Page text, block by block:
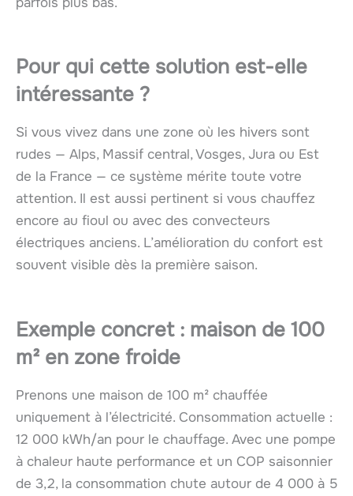
Pour qui cette solution est-elle
intéressante ?
Si vous vivez dans une zone où les hivers sont
rudes — Alps, Massif central, Vosges, Jura ou Est
de la France — ce système mérite toute votre
attention. Il est aussi pertinent si vous chauffez
encore au fioul ou avec des convecteurs
électriques anciens. L’amélioration du confort est
souvent visible dès la première saison.
Exemple concret : maison de 100
m² en zone froide
Prenons une maison de 100 m² chauffée
uniquement à l’électricité. Consommation actuelle :
12 000 kWh/an pour le chauffage. Avec une pompe
à chaleur haute performance et un COP saisonnier
de 3,2, la consommation chute autour de 4 000 à 5